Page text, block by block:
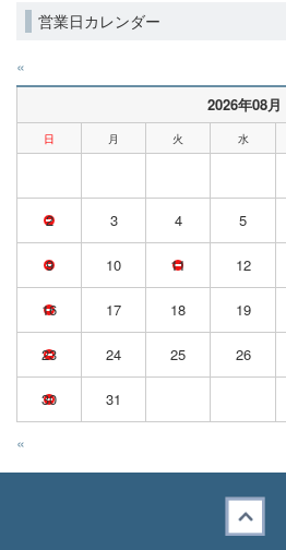
営業日カレンダー
«
2026年08月
日 月 火 水
2 3 4 5
9 10 11 12
16 17 18 19
23 24 25 26
30 31
«